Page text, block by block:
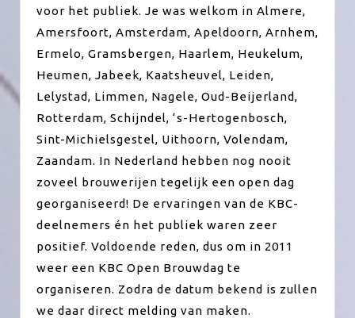
voor het publiek. Je was welkom in Almere,
Amersfoort, Amsterdam, Apeldoorn, Arnhem,
Ermelo, Gramsbergen, Haarlem, Heukelum,
Heumen, Jabeek, Kaatsheuvel, Leiden,
Lelystad, Limmen, Nagele, Oud-Beijerland,
Rotterdam, Schijndel, ‘s-Hertogenbosch,
Sint-Michielsgestel, Uithoorn, Volendam,
Zaandam. In Nederland hebben nog nooit
zoveel brouwerijen tegelijk een open dag
georganiseerd! De ervaringen van de KBC-
deelnemers én het publiek waren zeer
positief. Voldoende reden, dus om in 2011
weer een KBC Open Brouwdag te
organiseren. Zodra de datum bekend is zullen
we daar direct melding van maken.